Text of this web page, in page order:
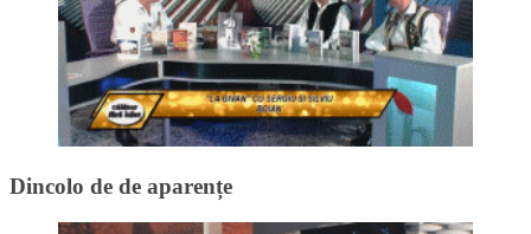
Dincolo de de aparențe